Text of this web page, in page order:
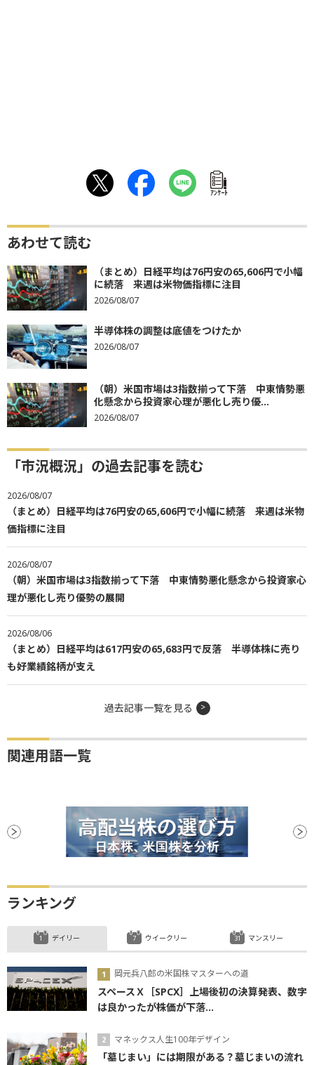
ｱﾝｹｰﾄ
あわせて読む
（まとめ）日経平均は76円安の65,606円で小幅
に続落 来週は米物価指標に注目
2026/08/07
半導体株の調整は底値をつけたか
2026/08/07
（朝）米国市場は3指数揃って下落 中東情勢悪
化懸念から投資家心理が悪化し売り優...
2026/08/07
「市況概況」の過去記事を読む
2026/08/07
（まとめ）日経平均は76円安の65,606円で小幅に続落 来週は米物
価指標に注目
2026/08/07
（朝）米国市場は3指数揃って下落 中東情勢悪化懸念から投資家心
理が悪化し売り優勢の展開
2026/08/06
（まとめ）日経平均は617円安の65,683円で反落 半導体株に売り
も好業績銘柄が支え
過去記事一覧を見る
関連用語一覧
ランキング
デイリー
岡元兵八郎の米国株マスターへの道
スペースＸ［SPCX］上場後初の決算発表、数字
は良かったが株価が下落...
マネックス人生100年デザイン
「墓じまい」には期限がある？墓じまいの流れ
ウイークリー マンスリー